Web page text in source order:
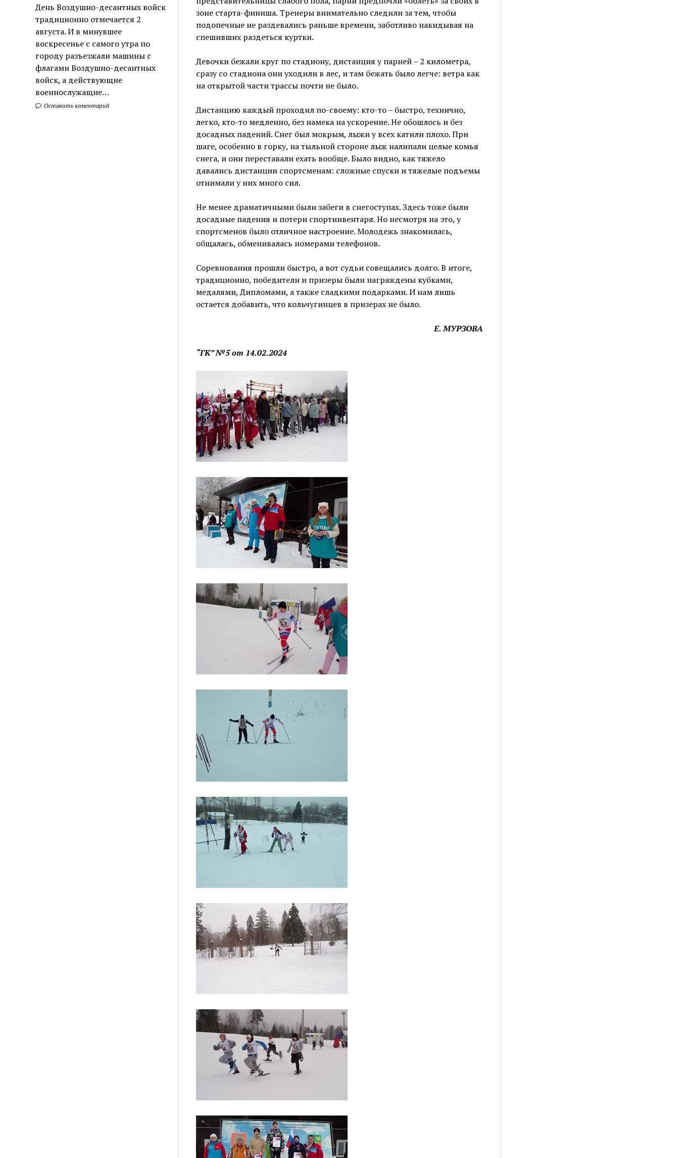
День Воздушно-десантных войск
традиционно отмечается 2
августа. И в минувшее
воскресенье с самого утра по
городу разъезжали машины с
флагами Воздушно-десантных
войск, а действующие
военнослужащие…
Оставить коментарий
зоне старта-финиша. Тренеры внимательно следили за тем, чтобы
подопечные не раздевались раньше времени, заботливо накидывая на
спешивших раздеться куртки.
Девочки бежали круг по стадиону, дистанция у парней – 2 километра,
сразу со стадиона они уходили в лес, и там бежать было легче: ветра как
на открытой части трассы почти не было.
Дистанцию каждый проходил по-своему: кто-то – быстро, технично,
легко, кто-то медленно, без намека на ускорение. Не обошлось и без
досадных падений. Снег был мокрым, лыжи у всех катили плохо. При
шаге, особенно в горку, на тыльной стороне лыж налипали целые комья
снега, и они переставали ехать вообще. Было видно, как тяжело
давались дистанции спортсменам: сложные спуски и тяжелые подъемы
отнимали у них много сил.
Не менее драматичными были забеги в снегоступах. Здесь тоже были
досадные падения и потери спортинвентаря. Но несмотря на это, у
спортсменов было отличное настроение. Молодежь знакомилась,
общалась, обменивалась номерами телефонов.
Соревнования прошли быстро, а вот судьи совещались долго. В итоге,
традиционно, победители и призеры были награждены кубками,
медалями, Дипломами, а также сладкими подарками. И нам лишь
остается добавить, что кольчугинцев в призерах не было.
Е. МУРЗОВА
“ГК” №5 от 14.02.2024